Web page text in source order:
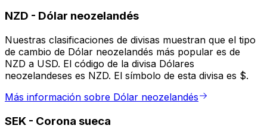
NZD - Dólar neozelandés
Nuestras clasificaciones de divisas muestran que el tipo
de cambio de Dólar neozelandés más popular es de
NZD a USD. El código de la divisa Dólares
neozelandeses es NZD. El símbolo de esta divisa es $.
Más información sobre Dólar neozelandés
SEK - Corona sueca